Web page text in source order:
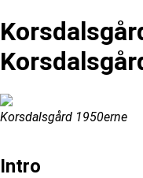
Korsdalsgård 1950erne
Intro